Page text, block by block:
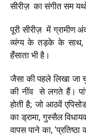
सीरीज़ का संगीत सम
पूरी सीरीज़ में ग्रामीण
व्यंग्य के तड़के के साथ,
हँसाता भी है।
जैसा की पहले लिखा जा
की नींव से लगते हैं।
होती है; जो आठवें
का ड्रामा, गुस्सैल
वापस पाने का,